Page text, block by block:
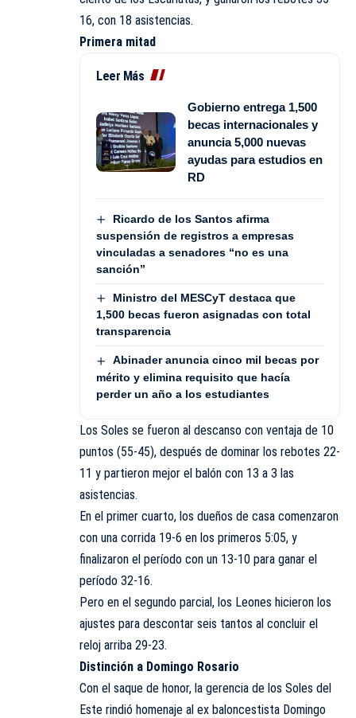
16, con 18 asistencias.
Primera mitad
Leer Más
Gobierno entrega 1,500
becas internacionales y
anuncia 5,000 nuevas
ayudas para estudios en
RD
Ricardo de los Santos afirma
suspensión de registros a empresas
vinculadas a senadores “no es una
sanción”
Ministro del MESCyT destaca que
1,500 becas fueron asignadas con total
transparencia
Abinader anuncia cinco mil becas por
mérito y elimina requisito que hacía
perder un año a los estudiantes
Los Soles se fueron al descanso con ventaja de 10
puntos (55-45), después de dominar los rebotes 22-
11 y partieron mejor el balón con 13 a 3 las
asistencias.
En el primer cuarto, los dueños de casa comenzaron
con una corrida 19-6 en los primeros 5:05, y
finalizaron el período con un 13-10 para ganar el
período 32-16.
Pero en el segundo parcial, los Leones hicieron los
ajustes para descontar seis tantos al concluir el
reloj arriba 29-23.
Distinción a Domingo Rosario
Con el saque de honor, la gerencia de los Soles del
Este rindió homenaje al ex baloncestista Domingo